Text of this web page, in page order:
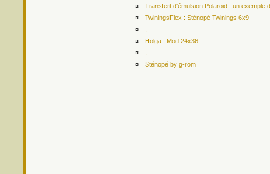
¤
Transfert d'émulsion Polaroid.. un exemple
¤
TwiningsFlex : Sténopé Twinings 6x9
¤
¤
Holga : Mod 24x36
¤
¤
Sténopé by g-rom